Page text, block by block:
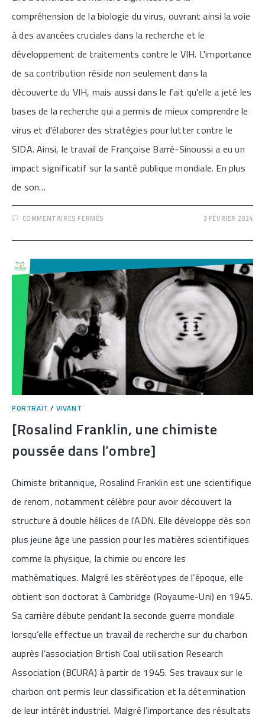
compréhension de la biologie du virus, ouvrant ainsi la voie
à des avancées cruciales dans la recherche et le
développement de traitements contre le VIH. L'importance
de sa contribution réside non seulement dans la
découverte du VIH, mais aussi dans le fait qu'elle a jeté les
bases de la recherche qui a permis de mieux comprendre le
virus et d'élaborer des stratégies pour lutter contre le
SIDA. Ainsi, le travail de Françoise Barré-Sinoussi a eu un
impact significatif sur la santé publique mondiale. En plus
de son…
COMMENTAIRES FERMÉS
SINOUSSI:
VIROLOGUE
A
FAIT
RECULER
LE
SIDA]
3 FÉVRIER 2024
PORTRAIT / VIVANT
[Rosalind Franklin, une chimiste
poussée dans l’ombre]
Chimiste britannique, Rosalind Franklin est une scientifique
de renom, notamment célèbre pour avoir découvert la
structure à double hélices de l'ADN. Elle développe dès son
plus jeune âge une passion pour les matières scientifiques
comme la physique, la chimie ou encore les
mathématiques. Malgré les stéréotypes de l’époque, elle
obtient son doctorat à Cambridge (Royaume-Uni) en 1945.
Sa carrière débute pendant la seconde guerre mondiale
lorsqu’elle effectue un travail de recherche sur du charbon
auprès l’association Brtish Coal utilisation Research
Association (BCURA) à partir de 1945. Ses travaux sur le
charbon ont permis leur classification et la détermination
de leur intérêt industriel. Malgré l’importance des résultats